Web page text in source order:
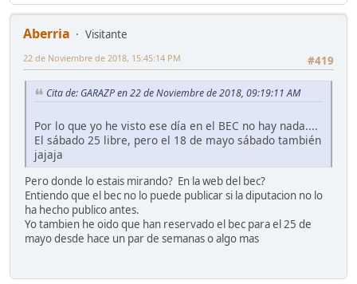
Aberria
Visitante
#419
22 de Noviembre de 2018, 15:45:14 PM
Cita de: GARAZP en 22 de Noviembre de 2018, 09:19:11 AM
Por lo que yo he visto ese día en el BEC no hay nada....
El sábado 25 libre, pero el 18 de mayo sábado también
jajaja
Pero donde lo estais mirando? En la web del bec?
Entiendo que el bec no lo puede publicar si la diputacion no lo
ha hecho publico antes.
Yo tambien he oido que han reservado el bec para el 25 de
mayo desde hace un par de semanas o algo mas